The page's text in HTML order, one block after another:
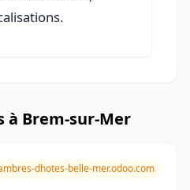
à Brem-sur-Mer
dhotes-belle-mer.odoo.com